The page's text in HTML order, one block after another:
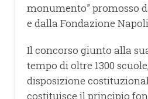
monumento” promosso
e dalla Fondazione
Il concorso giunto alla
tempo di oltre 1300
disposizione
costituisce il principio